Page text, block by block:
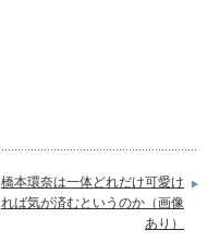
橋本環奈は一体どれだけ可愛け
れば気が済むというのか（画像
あり）